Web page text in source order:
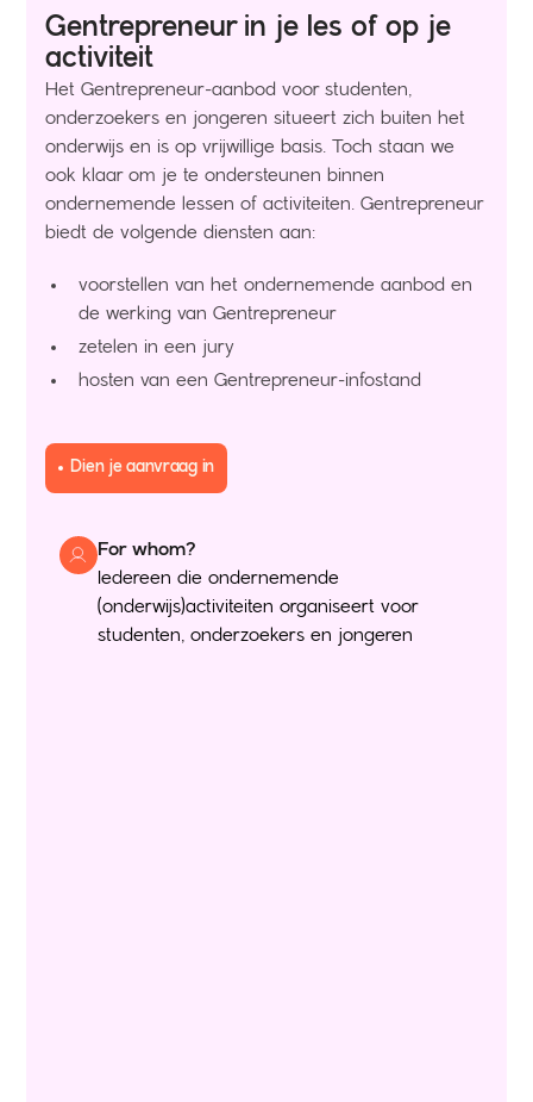
Gentrepreneur in je les of op je
activiteit
Het Gentrepreneur-aanbod voor studenten,
onderzoekers en jongeren situeert zich buiten het
onderwijs en is op vrijwillige basis. Toch staan we
ook klaar om je te ondersteunen binnen
ondernemende lessen of activiteiten. Gentrepreneur
biedt de volgende diensten aan:
voorstellen van het ondernemende aanbod en
de werking van Gentrepreneur
zetelen in een jury
hosten van een Gentrepreneur-infostand
Dien je aanvraag in
For whom?
Iedereen die ondernemende
(onderwijs)activiteiten organiseert voor
studenten, onderzoekers en jongeren